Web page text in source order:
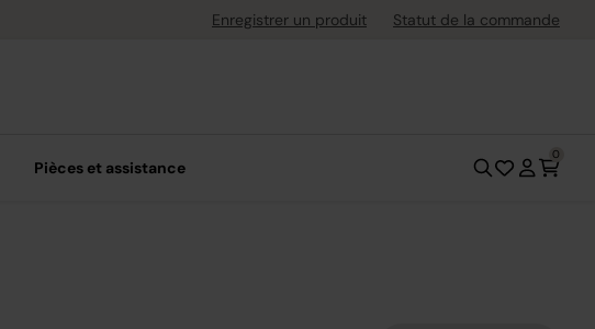
Options de paiement flexible avec KlarnaEnregistrer un produit Statut de la commande
Pièces et assistance
0